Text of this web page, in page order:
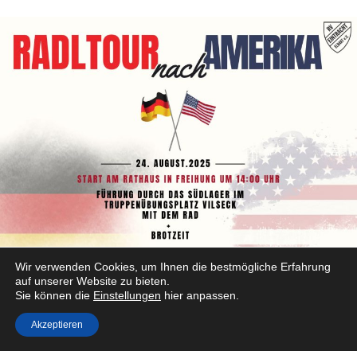
Radltour nach Amerika
23. Juni 2025
Einladung zur geführten Radtour in den US-
Wir verwenden Cookies, um Ihnen die bestmögliche Erfahrung
auf unserer Website zu bieten.
Sie können die Einstellungen hier anpassen.
Akzeptieren